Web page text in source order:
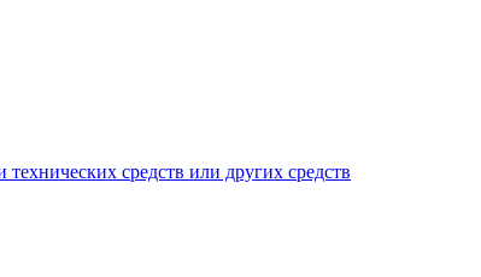
средств или других средств